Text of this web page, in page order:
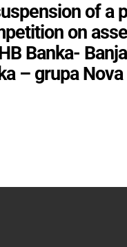
of
on
Banka-
– grupa